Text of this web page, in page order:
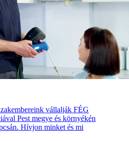
vállalják FÉG
Pest megye és környékén
Hívjon minket és mi